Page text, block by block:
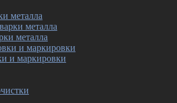
металла
металла
и маркировки